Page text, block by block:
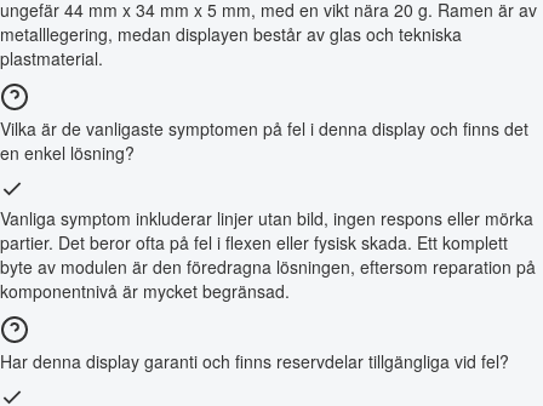
ungefär 44 mm x 34 mm x 5 mm, med en vikt nära 20 g. Ramen är av
metalllegering, medan displayen består av glas och tekniska
plastmaterial.
Vilka är de vanligaste symptomen på fel i denna display och finns det
en enkel lösning?
Vanliga symptom inkluderar linjer utan bild, ingen respons eller mörka
partier. Det beror ofta på fel i flexen eller fysisk skada. Ett komplett
byte av modulen är den föredragna lösningen, eftersom reparation på
komponentnivå är mycket begränsad.
Har denna display garanti och finns reservdelar tillgängliga vid fel?